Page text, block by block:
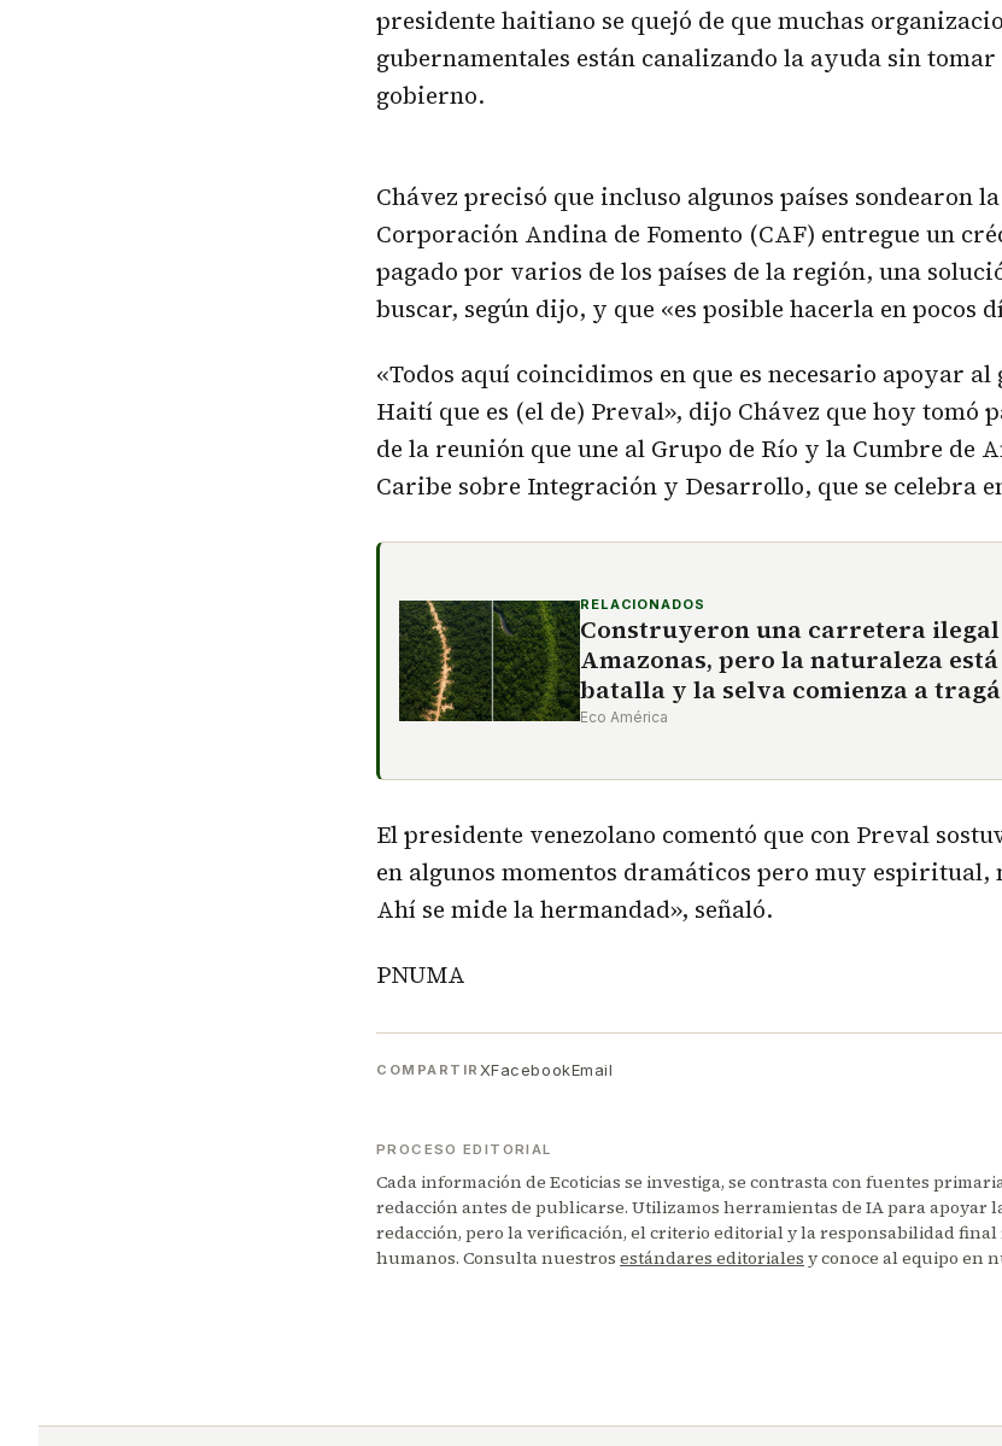
presidente haitiano se quejó de que muchas
gubernamentales están canalizando la ayuda sin tomar
gobierno.
Chávez precisó que incluso algunos países sondearon
Corporación Andina de Fomento (CAF) entregue un
pagado por varios de los países de la región, una
buscar, según dijo, y que «es posible hacerla en pocos
«Todos aquí coincidimos en que es necesario apoyar
Haití que es (el de) Preval», dijo Chávez que hoy tomó
de la reunión que une al Grupo de Río y la Cumbre de
Caribe sobre Integración y Desarrollo, que se celebra
RELACIONADOS
Construyeron una carretera ilegal
Amazonas, pero la naturaleza
batalla y la selva comienza a
Eco América
El presidente venezolano comentó que con Preval
en algunos momentos dramáticos pero muy espiritual,
Ahí se mide la hermandad», señaló.
PNUMA
COMPARTIR XFacebookEmail
PROCESO EDITORIAL
Cada información de Ecoticias se investiga, se contrasta con fuentes
redacción antes de publicarse. Utilizamos herramientas de IA para apoyar
redacción, pero la verificación, el criterio editorial y la responsabilidad
humanos. Consulta nuestros estándares editoriales y conoce al equipo en